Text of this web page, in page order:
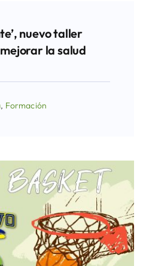
nuevo taller
la salud
, Formación